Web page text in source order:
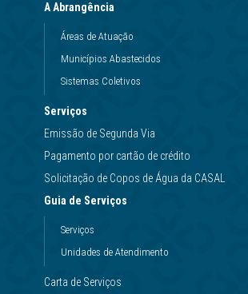
A Abrangência
Áreas de Atuação
Municípios Abastecidos
Sistemas Coletivos
Serviços
Emissão de Segunda Via
Pagamento por cartão de crédito
Solicitação de Copos de Água da CASAL
Guia de Serviços
Serviços
Unidades de Atendimento
Carta de Serviços